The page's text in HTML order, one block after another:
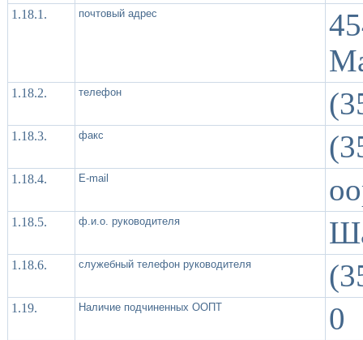
1.18.1. почтовый адрес
1.18.2. телефон
1.18.3. факс
1.18.4. Е-mail
1.18.5. ф.и.о. руководителя
1.18.6. служебный телефон руководителя
1.19. Наличие подчиненных ООПТ 0